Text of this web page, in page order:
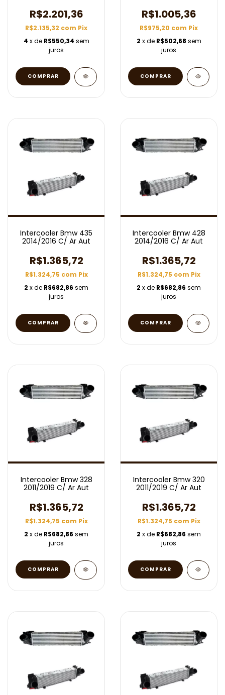
R$2.201,36
R$2.135,32 com Pix
4 x de R$550,34 sem
juros
R$1.005,36
R$975,20 com Pix
2 x de R$502,68 sem
juros
Intercooler Bmw 435
2014/2016 C/ Ar Aut
R$1.365,72
R$1.324,75 com Pix
2 x de R$682,86 sem
juros
Intercooler Bmw 428
2014/2016 C/ Ar Aut
R$1.365,72
R$1.324,75 com Pix
2 x de R$682,86 sem
juros
Intercooler Bmw 328
2011/2019 C/ Ar Aut
R$1.365,72
R$1.324,75 com Pix
2 x de R$682,86 sem
juros
Intercooler Bmw 320
2011/2019 C/ Ar Aut
R$1.365,72
R$1.324,75 com Pix
2 x de R$682,86 sem
juros